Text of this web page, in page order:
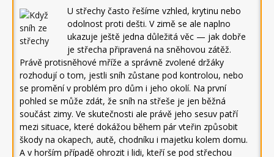
U střechy často řešíme vzhled, krytinu nebo
odolnost proti dešti. V zimě se ale naplno
ukazuje ještě jedna důležitá věc — jak dobře
je střecha připravená na sněhovou zátěž.
Právě protisněhové mříže a správně zvolené držáky
rozhodují o tom, jestli sníh zůstane pod kontrolou, nebo
se promění v problém pro dům i jeho okolí. Na první
pohled se může zdát, že sníh na střeše je jen běžná
součást zimy. Ve skutečnosti ale právě jeho sesuv patří
mezi situace, které dokážou během pár vteřin způsobit
škody na okapech, autě, chodníku i majetku kolem domu.
A v horším případě ohrozit i lidi, kteří se pod střechou